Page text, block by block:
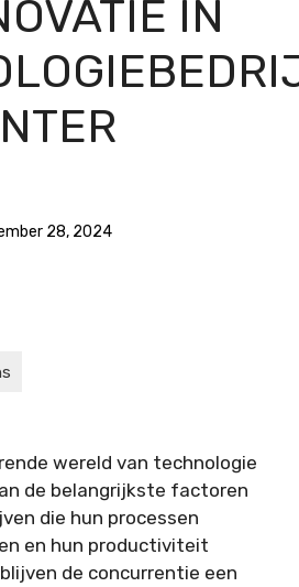
IN
28, 2024
wereld van technologie
de belangrijkste factoren
die hun processen
en hun productiviteit
de concurrentie een